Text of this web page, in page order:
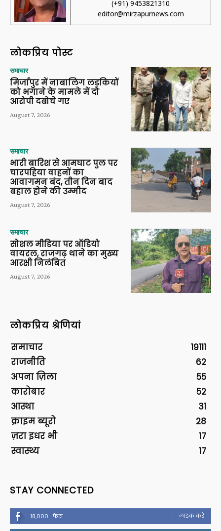
(+91) 9453821310
editor@mirzapurnews.com
लोकप्रिय पोस्ट
समाचार
मिर्जापुर में नाबालिग लड़कियों
को भगाने के मामले में दो
आरोपी दबोचे गए
August 7, 2026
समाचार
भारी बारिश से आमघाट पुल पर
चारपहिया वाहनों का
आवागमन बंद, तीन दिन बाद
बहाल होने की उम्मीद
August 7, 2026
समाचार
सोशल मीडिया पर ऑडियो
वायरल, राजगढ़ थाने का मुख्य
आरक्षी निलंबित
August 7, 2026
लोकप्रिय श्रेणियां
समाचार
19111
राजनीति
62
अपना ज़िला
55
कारोबार
52
आस्था
31
क्राइम ब्यूरो
28
ज़रा इधर भी
17
स्वास्थ्य
17
STAY CONNECTED
18,000 फैंस लाइक करें